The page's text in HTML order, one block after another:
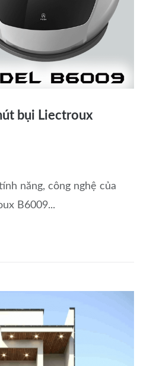
bụi Liectroux
năng, công nghệ của
B6009...